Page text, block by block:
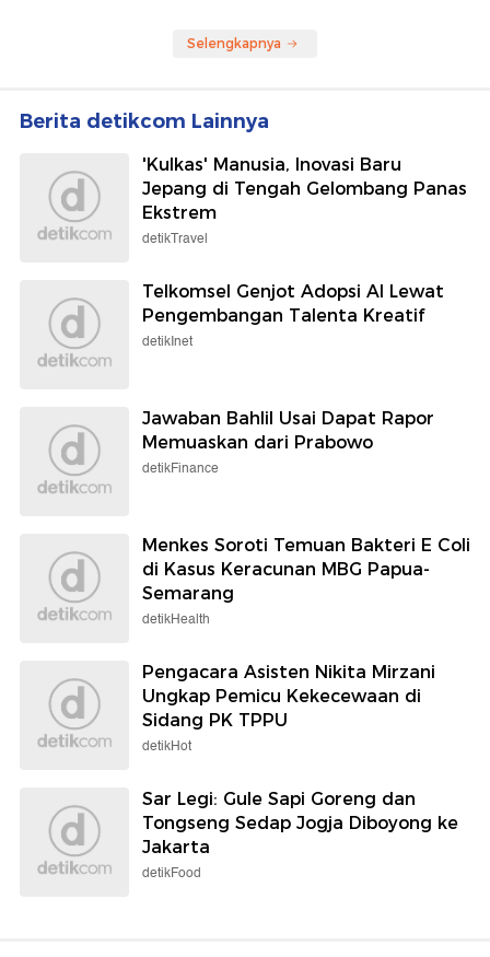
Selengkapnya
Berita detikcom Lainnya
'Kulkas' Manusia, Inovasi Baru
Jepang di Tengah Gelombang Panas
Ekstrem
detikTravel
Telkomsel Genjot Adopsi AI Lewat
Pengembangan Talenta Kreatif
detikInet
Jawaban Bahlil Usai Dapat Rapor
Memuaskan dari Prabowo
detikFinance
Menkes Soroti Temuan Bakteri E Coli
di Kasus Keracunan MBG Papua-
Semarang
detikHealth
Pengacara Asisten Nikita Mirzani
Ungkap Pemicu Kekecewaan di
Sidang PK TPPU
detikHot
Sar Legi: Gule Sapi Goreng dan
Tongseng Sedap Jogja Diboyong ke
Jakarta
detikFood